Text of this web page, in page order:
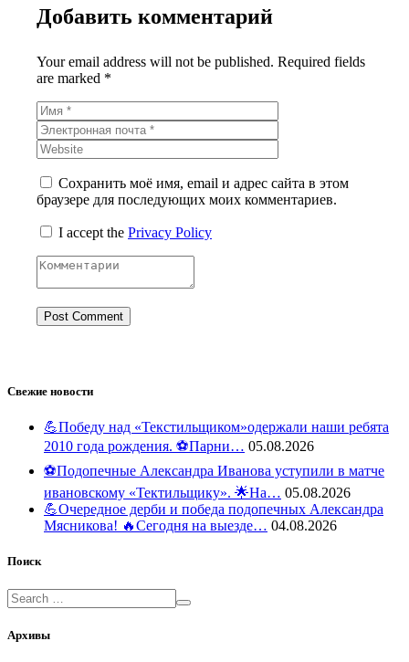
Добавить комментарий
Your email address will not be published. Required fields
are marked *
Сохранить моё имя, email и адрес сайта в этом
браузере для последующих моих комментариев.
I accept the Privacy Policy
Свежие новости
💪Победу над «Текстильщиком»одержали наши ребята
2010 года рождения. ⚽️Парни… 05.08.2026
⚽️Подопечные Александра Иванова уступили в матче
ивановскому «Тектильщику». 🌟На… 05.08.2026
💪Очередное дерби и победа подопечных Александра
Мясникова! 🔥Сегодня на выезде… 04.08.2026
Поиск
Архивы